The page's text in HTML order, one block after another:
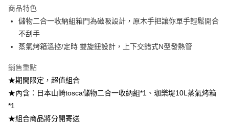
2.透過簡訊連結打開帳單後，可選擇「超商條碼／台灣大直營門市／銀行轉
【注意事項】
1.本服務係由「台灣大哥大股份有限公司」（以下簡稱本公司）所提供，讓
用戶於交易時，得透過本服務購買商品或服務，並由商店將買賣／分期付款
2.基於同意付款使用「大哥付你分期」之契約關係目的，商店將以您的個人
資料（包含姓名、電話或地址）提供予台灣大哥大進項蒐集、處理及利用，
由本公司與您本人進行分期帳單所需資料之確認、核對及更正。
3.完整用戶服務條款，請詳閱以下連結：https://oppay.tw/userRule
商品特色
儲物二合一收納組箱門為磁吸設計，原木手把讓你單手輕鬆開合
不刮手
蒸氣烤箱溫控/定時 雙旋鈕設計，上下交錯式N型發熱管
銷售重點
★期間限定，超值組合
★內含：日本山崎tosca儲物二合一收納組*1、珈樂堤10L蒸氣烤箱
*1
★組合商品將分開寄送